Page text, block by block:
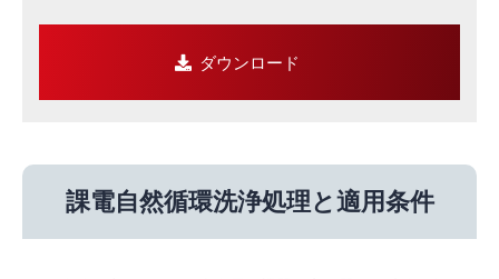
ダウンロード
課電自然循環洗浄処理と適用条件